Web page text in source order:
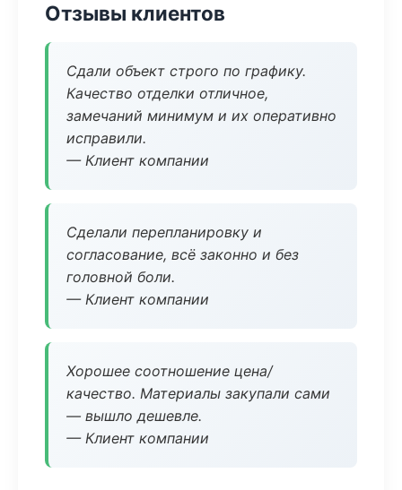
Отзывы клиентов
Сдали объект строго по графику.
Качество отделки отличное,
замечаний минимум и их оперативно
исправили.
— Клиент компании
Сделали перепланировку и
согласование, всё законно и без
головной боли.
— Клиент компании
Хорошее соотношение цена/
качество. Материалы закупали сами
— вышло дешевле.
— Клиент компании